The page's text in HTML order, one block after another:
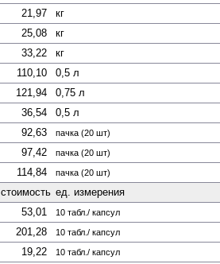
21,97
кг
25,08
кг
33,22
кг
110,10
0,5 л
121,94
0,75 л
36,54
0,5 л
92,63 пачка (20 шт)
97,42 пачка (20 шт)
114,84 пачка (20 шт)
стоимость ед. измерения
53,01 10 табл./ капсул
201,28 10 табл./ капсул
19,22 10 табл./ капсул